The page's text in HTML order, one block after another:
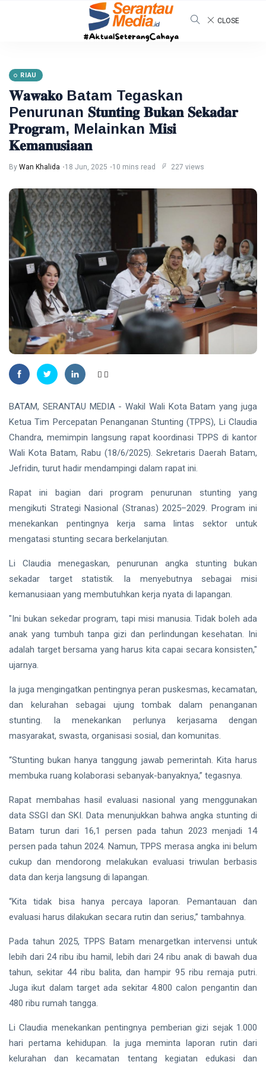
CLOSE
RIAU
𝐖𝐚𝐰𝐚𝐤𝐨 Batam Tegaskan
Penurunan 𝐒𝐭𝐮𝐧𝐭𝐢𝐧𝐠 𝐁𝐮𝐤𝐚𝐧 𝐒𝐞𝐤𝐚𝐝𝐚𝐫
𝐏𝐫𝐨𝐠𝐫𝐚m, Melainkan 𝐌𝐢𝐬𝐢
𝐊𝐞𝐦𝐚𝐧𝐮𝐬𝐢𝐚𝐚𝐧
By Wan Khalida 18 Jun, 2025 10 mins read 227 views
BATAM, SERANTAU MEDIA - Wakil Wali Kota Batam yang juga
Ketua Tim Percepatan Penanganan Stunting (TPPS), Li Claudia
Chandra, memimpin langsung rapat koordinasi TPPS di kantor
Wali Kota Batam, Rabu (18/6/2025). Sekretaris Daerah Batam,
Jefridin, turut hadir mendampingi dalam rapat ini.
Rapat ini bagian dari program penurunan stunting yang
mengikuti Strategi Nasional (Stranas) 2025–2029. Program ini
menekankan pentingnya kerja sama lintas sektor untuk
mengatasi stunting secara berkelanjutan.
Li Claudia menegaskan, penurunan angka stunting bukan
sekadar target statistik. Ia menyebutnya sebagai misi
kemanusiaan yang membutuhkan kerja nyata di lapangan.
"Ini bukan sekedar program, tapi misi manusia. Tidak boleh ada
anak yang tumbuh tanpa gizi dan perlindungan kesehatan. Ini
adalah target bersama yang harus kita capai secara konsisten,"
ujarnya.
Ia juga mengingatkan pentingnya peran puskesmas, kecamatan,
dan kelurahan sebagai ujung tombak dalam penanganan
stunting. Ia menekankan perlunya kerjasama dengan
masyarakat, swasta, organisasi sosial, dan komunitas.
“Stunting bukan hanya tanggung jawab pemerintah. Kita harus
membuka ruang kolaborasi sebanyak-banyaknya,” tegasnya.
Rapat membahas hasil evaluasi nasional yang menggunakan
data SSGI dan SKI. Data menunjukkan bahwa angka stunting di
Batam turun dari 16,1 persen pada tahun 2023 menjadi 14
persen pada tahun 2024. Namun, TPPS merasa angka ini belum
cukup dan mendorong melakukan evaluasi triwulan berbasis
data dan kerja langsung di lapangan.
“Kita tidak bisa hanya percaya laporan. Pemantauan dan
evaluasi harus dilakukan secara rutin dan serius,” tambahnya.
Pada tahun 2025, TPPS Batam menargetkan intervensi untuk
lebih dari 24 ribu ibu hamil, lebih dari 24 ribu anak di bawah dua
tahun, sekitar 44 ribu balita, dan hampir 95 ribu remaja putri.
Juga ikut dalam target ada sekitar 4.800 calon pengantin dan
480 ribu rumah tangga.
Li Claudia menekankan pentingnya pemberian gizi sejak 1.000
hari pertama kehidupan. Ia juga meminta laporan rutin dari
kelurahan dan kecamatan tentang kegiatan edukasi dan